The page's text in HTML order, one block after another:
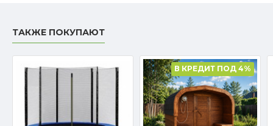
ТАКЖЕ ПОКУПАЮТ
В КРЕДИТ ПОД 4%